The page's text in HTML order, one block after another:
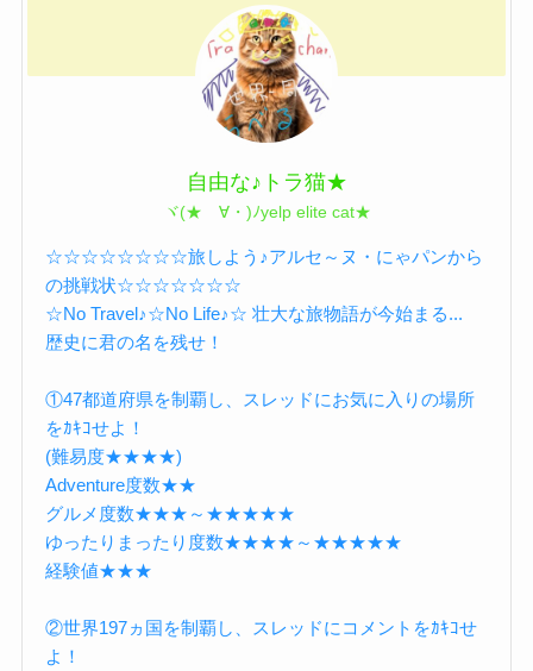
自由な♪トラ猫★
ヾ(★ゝ∀・)ﾉyelp elite cat★
☆☆☆☆☆☆☆☆旅しよう♪アルセ～ヌ・にゃパンから
の挑戦状☆☆☆☆☆☆☆
☆No Travel♪☆No Life♪☆ 壮大な旅物語が今始まる...
歴史に君の名を残せ！
①47都道府県を制覇し、スレッドにお気に入りの場所
をｶｷｺせよ！
(難易度★★★★)
Adventure度数★★
グルメ度数★★★～★★★★★
ゆったりまったり度数★★★★～★★★★★
経験値★★★
②世界197ヵ国を制覇し、スレッドにコメントをｶｷｺせ
よ！